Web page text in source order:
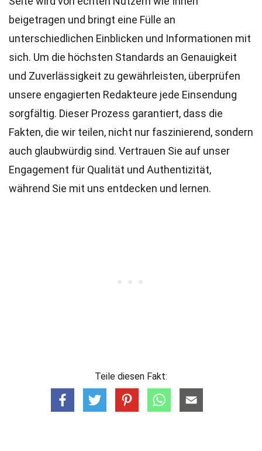
beigetragen und bringt eine Fülle an
unterschiedlichen Einblicken und Informationen mit
sich. Um die höchsten Standards an Genauigkeit
und Zuverlässigkeit zu gewährleisten, überprüfen
unsere engagierten Redakteure jede Einsendung
sorgfältig. Dieser Prozess garantiert, dass die
Fakten, die wir teilen, nicht nur faszinierend, sondern
auch glaubwürdig sind. Vertrauen Sie auf unser
Engagement für Qualität und Authentizität,
während Sie mit uns entdecken und lernen.
Teile diesen Fakt: